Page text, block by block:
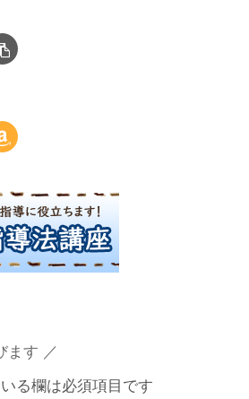
ます
る欄は必須項目です